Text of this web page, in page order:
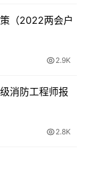
书。
现在很多民
打击后，容易病
（2022两会户
2.9K
消防工程师报
2.8K